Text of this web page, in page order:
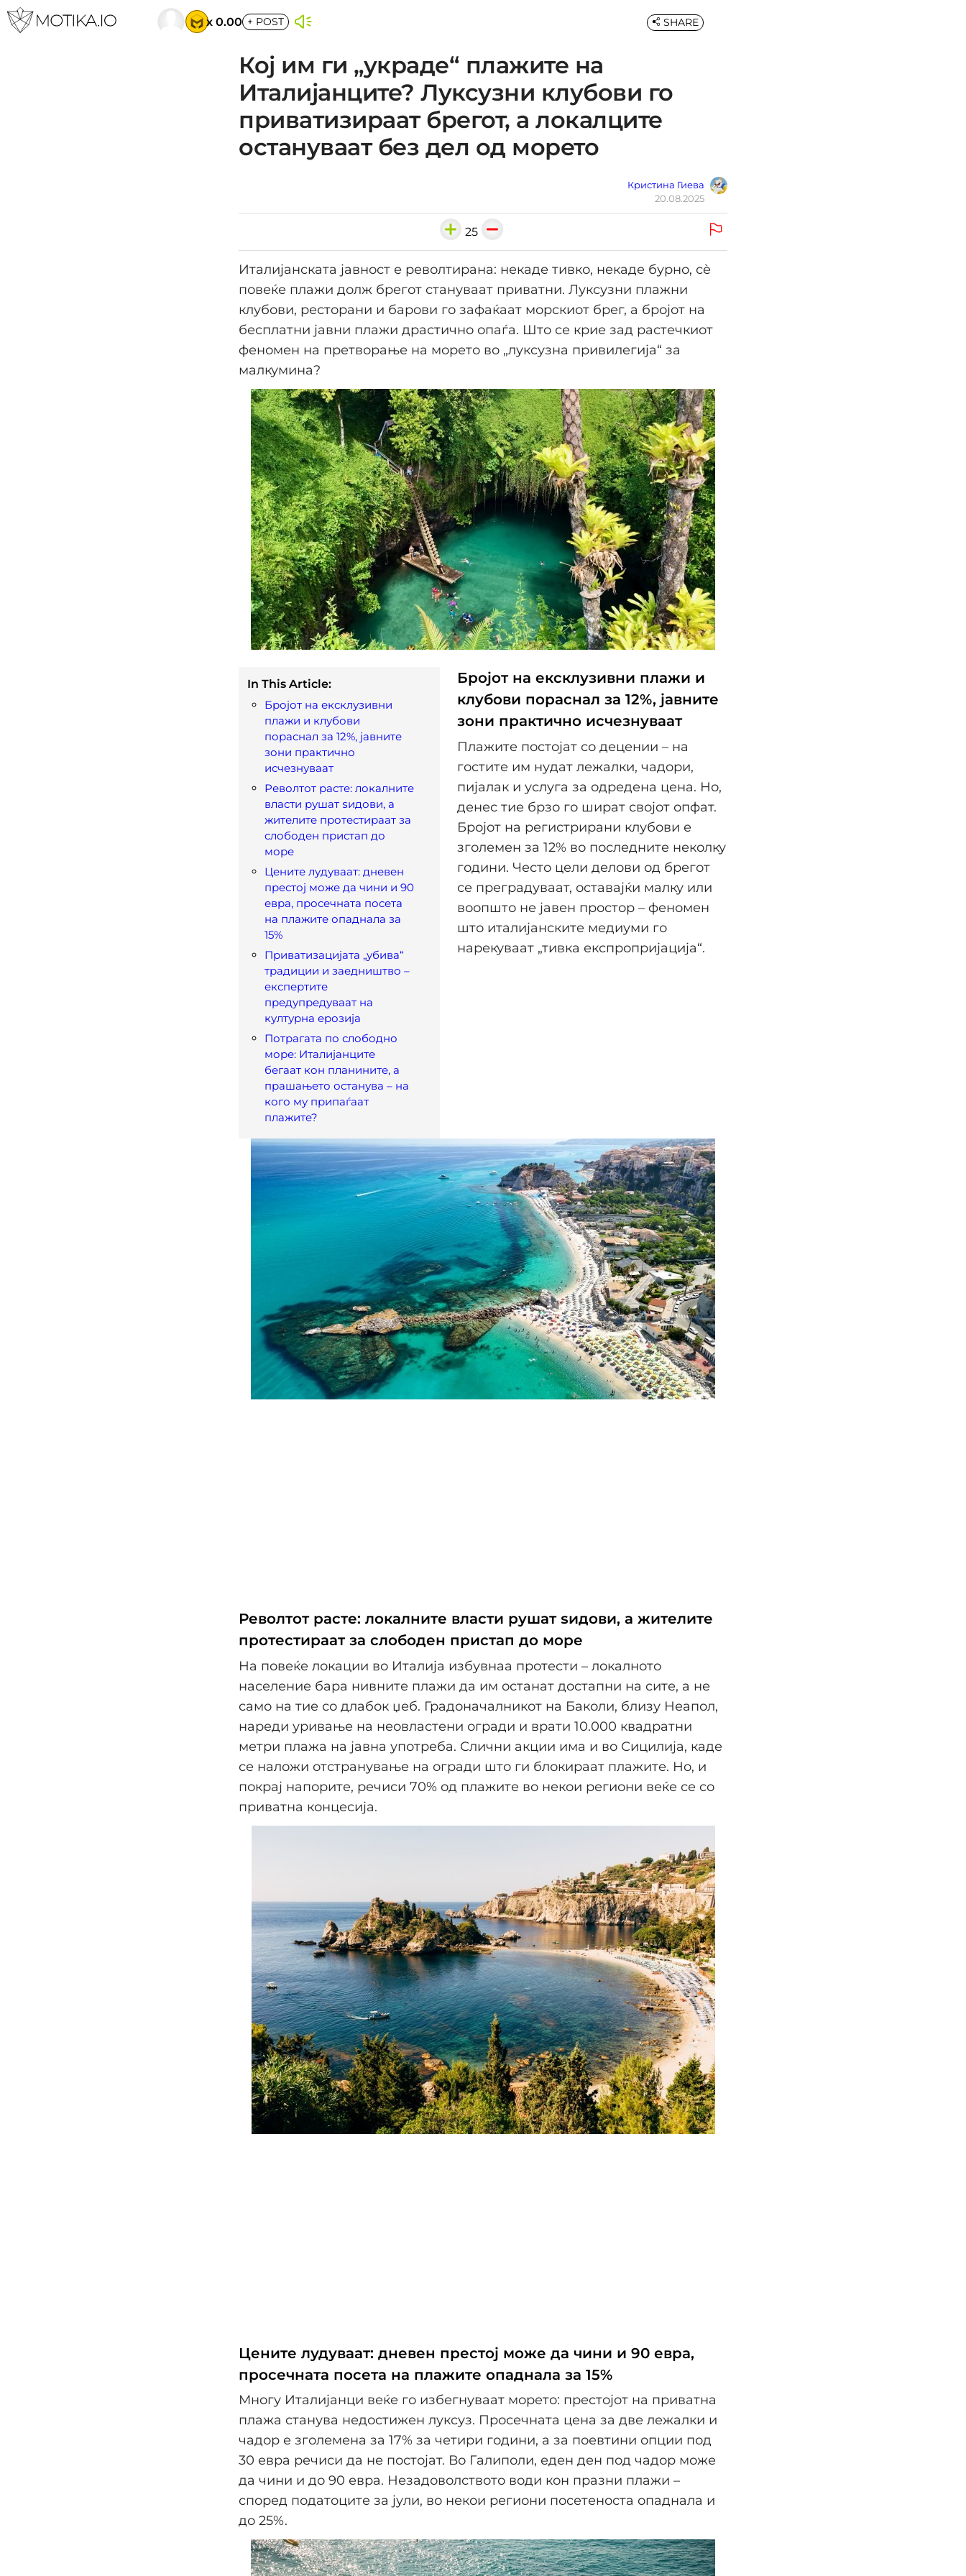
x 0.00 + POST
Кој им ги „украде“ плажите на
Италијанците? Луксузни клубови го
приватизираат брегот, а локалците
остануваат без дел од морето
Кристина Гиева
20.08.2025
SHARE
25
Италијанската јавност е револтирана: некаде тивко, некаде бурно, сè
повеќе плажи долж брегот стануваат приватни. Луксузни плажни
клубови, ресторани и барови го зафаќаат морскиот брег, а бројот на
бесплатни јавни плажи драстично опаѓа. Што се крие зад растечкиот
феномен на претворање на морето во „луксузна привилегија“ за
малкумина?
In This Article:
Бројот на ексклузивни
плажи и клубови
пораснал за 12%, јавните
зони практично
исчезнуваат
Револтот расте: локалните
власти рушат ѕидови, а
жителите протестираат за
слободен пристап до
море
Цените лудуваат: дневен
престој може да чини и 90
евра, просечната посета
на плажите опаднала за
15%
Приватизацијата „убива“
традиции и заедништво –
експертите
предупредуваат на
културна ерозија
Потрагата по слободно
море: Италијанците
бегаат кон планините, а
прашањето останува – на
кого му припаѓаат
плажите?
Бројот на ексклузивни плажи и
клубови пораснал за 12%, јавните
зони практично исчезнуваат
Плажите постојат со децении – на
гостите им нудат лежалки, чадори,
пијалак и услуга за одредена цена. Но,
денес тие брзо го шират својот опфат.
Бројот на регистрирани клубови е
зголемен за 12% во последните неколку
години. Често цели делови од брегот
се преградуваат, оставајќи малку или
воопшто не јавен простор – феномен
што италијанските медиуми го
нарекуваат „тивка експропријација“.
Револтот расте: локалните власти рушат ѕидови, а жителите
протестираат за слободен пристап до море
На повеќе локации во Италија избувнаа протести – локалното
население бара нивните плажи да им останат достапни на сите, а не
само на тие со длабок џеб. Градоначалникот на Баколи, близу Неапол,
нареди уривање на неовластени огради и врати 10.000 квадратни
метри плажа на јавна употреба. Слични акции има и во Сицилија, каде
се наложи отстранување на огради што ги блокираат плажите. Но, и
покрај напорите, речиси 70% од плажите во некои региони веќе се со
приватна концесија.
Цените лудуваат: дневен престој може да чини и 90 евра,
просечната посета на плажите опаднала за 15%
Многу Италијанци веќе го избегнуваат морето: престојот на приватна
плажа станува недостижен луксуз. Просечната цена за две лежалки и
чадор е зголемена за 17% за четири години, а за поевтини опции под
30 евра речиси да не постојат. Во Галиполи, еден ден под чадор може
да чини и до 90 евра. Незадоволството води кон празни плажи –
според податоците за јули, во некои региони посетеноста опаднала и
до 25%.